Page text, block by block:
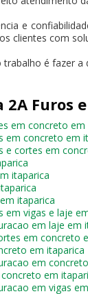
e
clientes com
é fazer
2A Furos
em concreto em
em concreto em
e cortes em
itaparica
itaparica
em vigas e laje
em laje em
em concreto
em itaparica
em
em
em vigas